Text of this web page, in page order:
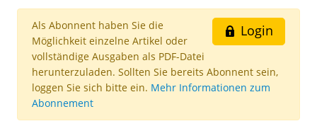
Login
Als Abonnent haben Sie die
Möglichkeit einzelne Artikel oder
vollständige Ausgaben als PDF-Datei
herunterzuladen. Sollten Sie bereits Abonnent sein,
loggen Sie sich bitte ein. Mehr Informationen zum
Abonnement